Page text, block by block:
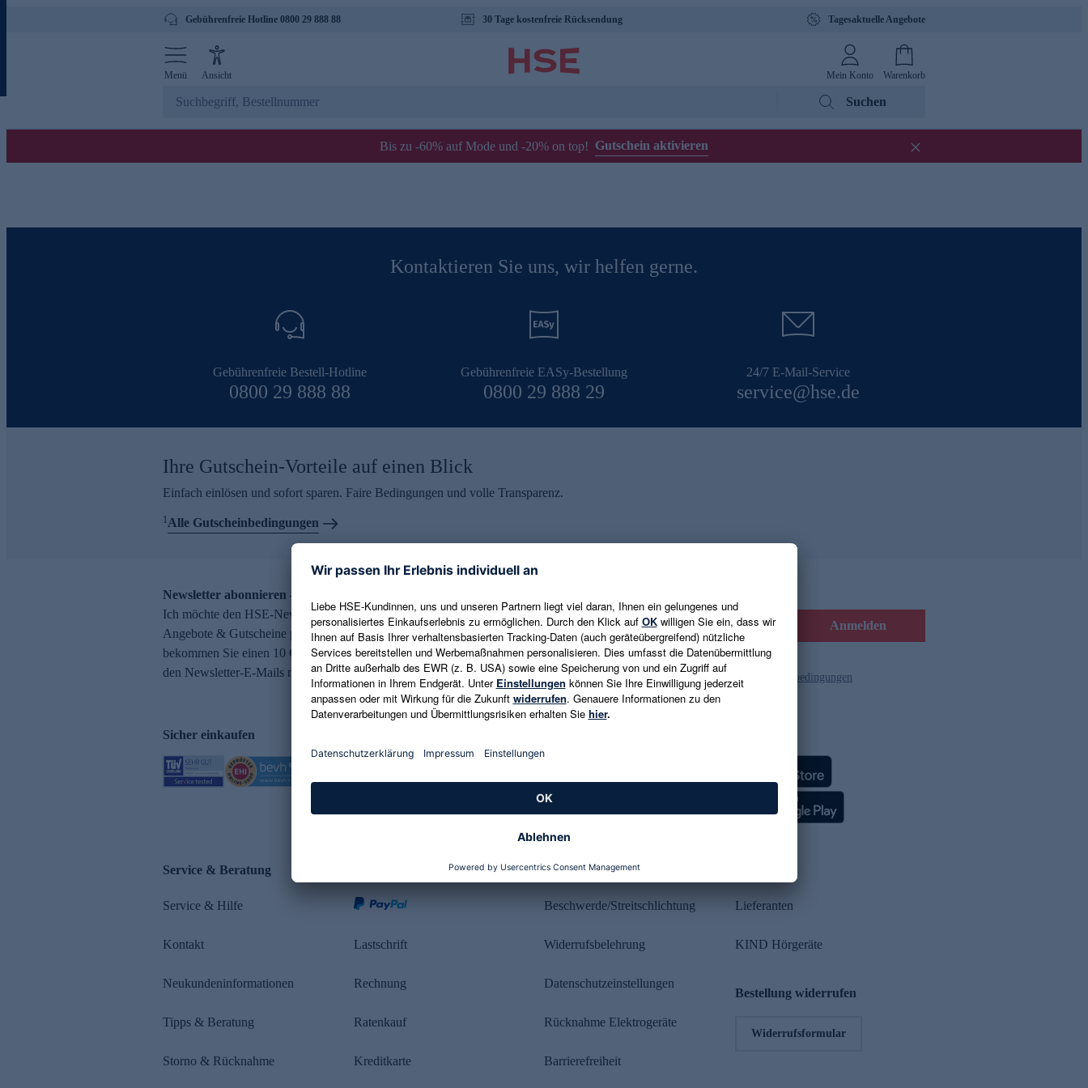
Gebührenfreie Hotline 0800 29 888 88 30 Tage kostenfreie Rücksendung Tagesaktuelle Angebote
Menü Ansicht Mein Konto Warenkorb
Suchen
Bis zu -60% auf Mode und -20% on top! Gutschein aktivieren
Kontaktieren Sie uns, wir helfen gerne.
Gebührenfreie Bestell-Hotline
0800 29 888 88
Gebührenfreie EASy-Bestellung
0800 29 888 29
24/7 E-Mail-Service
service@hse.de
Ihre Gutschein-Vorteile auf einen Blick
Einfach einlösen und sofort sparen. Faire Bedingungen und volle Transparenz.
1Alle Gutscheinbedingungen
Newsletter abonnieren – 10 € Gutschein erhalten
Ich möchte den HSE-Newsletter abonnieren und aktuelle Trends,
Angebote & Gutscheine per E-Mail erhalten. Als Dankeschön
bekommen Sie einen 10 € Gutschein. Eine Abmeldung ist jederzeit in
den Newsletter-E-Mails möglich.
E-Mail-Adresse eingeben Anmelden
Es gelten die Datenschutzrichtlinien und die Gutscheinbedingungen
Sicher einkaufen
Service & Beratung
Service & Hilfe
Kontakt
Neukundeninformationen
Tipps & Beratung
Storno & Rücknahme
Lastschrift
Rechnung
Ratenkauf
Kreditkarte
Rechtliches
Beschwerde/Streitschlichtung
Widerrufsbelehrung
Datenschutzeinstellungen
Rücknahme Elektrogeräte
Barrierefreiheit
Lieferanten
KIND Hörgeräte
Bestellung widerrufen
Widerrufsformular